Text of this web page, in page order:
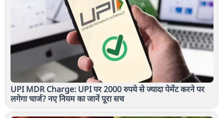
UPI MDR Charge: UPI पर 2000 रुपये से ज्यादा पेमेंट करने पर
लगेगा चार्ज? नए नियम का जानें पूरा सच